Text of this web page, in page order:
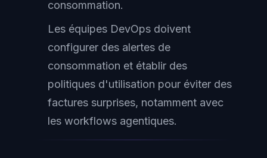
consommation.
Les équipes DevOps doivent
configurer des alertes de
consommation et établir des
politiques d'utilisation pour éviter des
factures surprises, notamment avec
les workflows agentiques.